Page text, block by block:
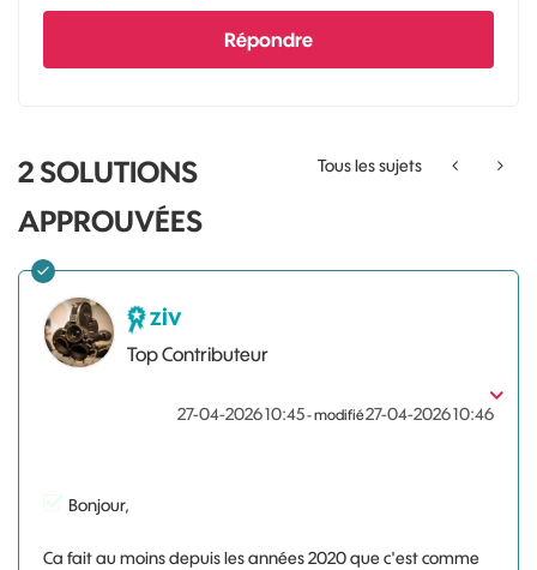
Répondre
Tous les sujets
2 SOLUTIONS
APPROUVÉES
ziv
Top Contributeur
‎27-04-202610:45- modifié‎27-04-202610:46
Bonjour,
Ca fait au moins depuis les années 2020 que c'est comme